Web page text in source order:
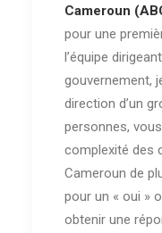
Cameroun
pour une
l’équipe
gouvernement,
direction d’un
personnes,
complexité des
Cameroun de
pour un « oui »
obtenir une